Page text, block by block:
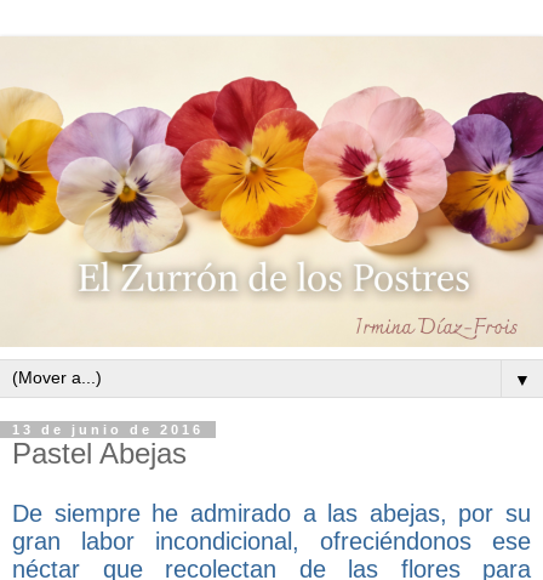
▼
13 de junio de 2016
Pastel Abejas
De siempre he admirado a las abejas, por su
gran labor incondicional, ofreciéndonos ese
néctar que recolectan de las flores para